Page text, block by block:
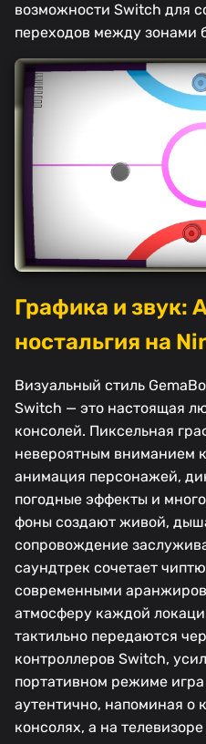
возможности Switch для
переходов между зонами
Графика и звук:
ностальгия на
Визуальный стиль
Switch — это настоящая
консолей. Пиксельная
невероятным вниманием
анимация персонажей,
погодные эффекты и
фоны создают живой,
сопровождение
саундтрек сочетает
современными
атмосферу каждой
тактильно передаются
контроллеров Switch,
портативном режиме
аутентично, напоминая о
консолях, а на